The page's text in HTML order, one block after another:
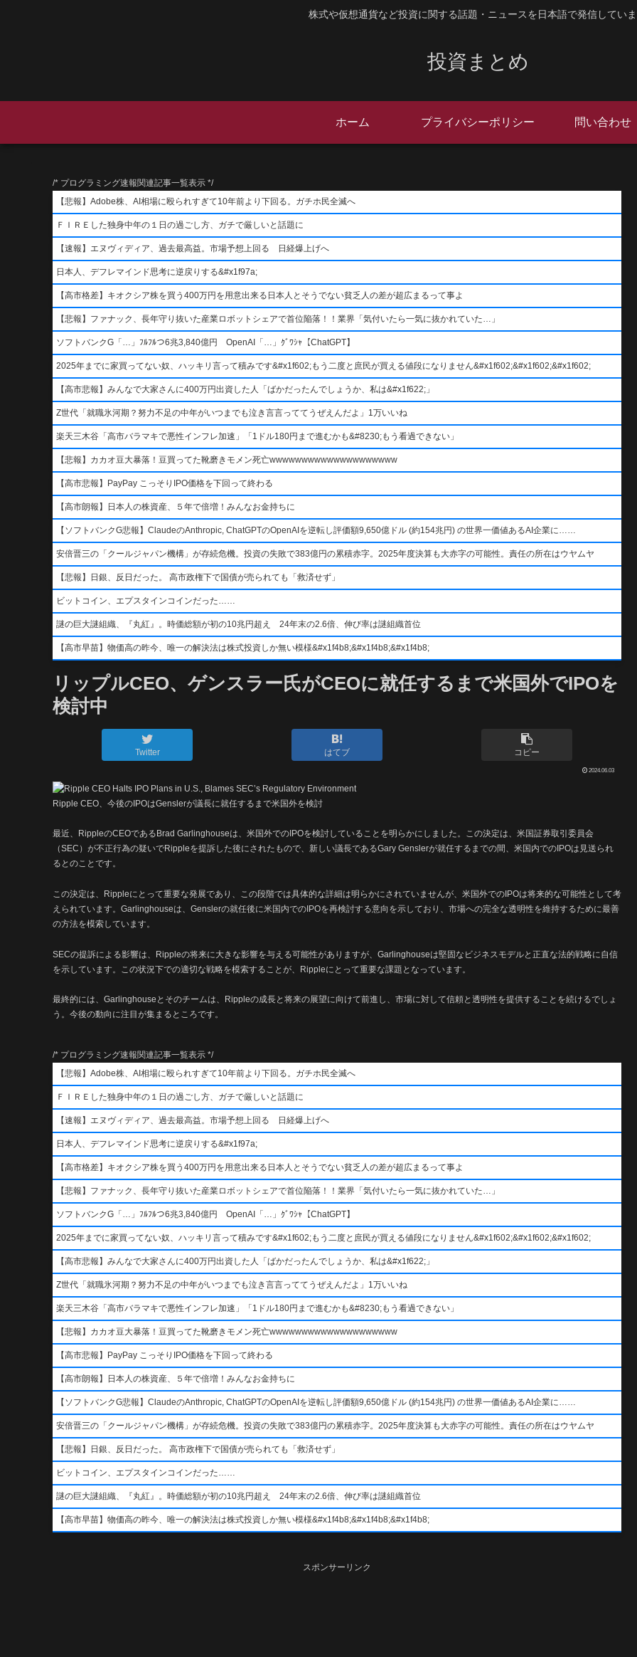
株式や仮想通貨など投資に関する話題・ニュースを日本語で発信してい
投資まとめ
ホーム プライバシーポリシー 問い合わせ
/* プログラミング速報関連記事一覧表示 */
【悲報】Adobe株、AI相場に殴られすぎて10年前より下回る。ガチホ民全滅へ
ＦＩＲＥした独身中年の１日の過ごし方、ガチで厳しいと話題に
【速報】エヌヴィディア、過去最高益。市場予想上回る 日経爆上げへ
日本人、デフレマインド思考に逆戻りする&#x1f97a;
【高市格差】キオクシア株を買う400万円を用意出来る日本人とそうでない貧乏人の差が超広まるって事よ
【悲報】ファナック、長年守り抜いた産業ロボットシェアで首位陥落！！業界「気付いたら一気に抜かれていた…」
ソフトバンクG「…」ﾌﾙﾌﾙつ6兆3,840億円 OpenAI「…」ｸﾞﾜｼｬ【ChatGPT】
2025年までに家買ってない奴、ハッキリ言って積みです&#x1f602;もう二度と庶民が買える値段になりません&#x1f602;&#x1f602;&#x1f602;
【高市悲報】みんなで大家さんに400万円出資した人「ばかだったんでしょうか、私は&#x1f622;」
Z世代「就職氷河期？努力不足の中年がいつまでも泣き言言っててうぜえんだよ」1万いいね
楽天三木谷「高市バラマキで悪性インフレ加速」「1ドル180円まで進むかも&#8230;もう看過できない」
【悲報】カカオ豆大暴落！豆買ってた靴磨きモメン死亡wwwwwwwwwwwwwwwwwwww
【高市悲報】PayPay こっそりIPO価格を下回って終わる
【高市朗報】日本人の株資産、５年で倍増！みんなお金持ちに
【ソフトバンクG悲報】ClaudeのAnthropic, ChatGPTのOpenAIを逆転し評価額9,650億ドル (約154兆円) の世界一価値あるAI企業に……
安倍晋三の「クールジャパン機構」が存続危機。投資の失敗で383億円の累積赤字。2025年度決算も大赤字の可能性。責任の所在はウヤムヤ
【悲報】日銀、反日だった。 高市政権下で国債が売られても「救済せず」
ビットコイン、エプスタインコインだった……
謎の巨大謎組織、『丸紅』。時価総額が初の10兆円超え 24年末の2.6倍、伸び率は謎組織首位
【高市早苗】物価高の昨今、唯一の解決法は株式投資しか無い模様&#x1f4b8;&#x1f4b8;&#x1f4b8;
リップルCEO、ゲンスラー氏がCEOに就任するまで米国外でIPOを
検討中
Twitter はてブ コピー
2024.06.03
Ripple CEO、今後のIPOはGenslerが議長に就任するまで米国外を検討
最近、RippleのCEOであるBrad Garlinghouseは、米国外でのIPOを検討していることを明らかにしました。この決定は、米国証券取引委員会
（SEC）が不正行為の疑いでRippleを提訴した後にされたもので、新しい議長であるGary Genslerが就任するまでの間、米国内でのIPOは見送られ
るとのことです。
この決定は、Rippleにとって重要な発展であり、この段階では具体的な詳細は明らかにされていませんが、米国外でのIPOは将来的な可能性として考
えられています。Garlinghouseは、Genslerの就任後に米国内でのIPOを再検討する意向を示しており、市場への完全な透明性を維持するために最善
の方法を模索しています。
SECの提訴による影響は、Rippleの将来に大きな影響を与える可能性がありますが、Garlinghouseは堅固なビジネスモデルと正直な法的戦略に自信
を示しています。この状況下での適切な戦略を模索することが、Rippleにとって重要な課題となっています。
最終的には、Garlinghouseとそのチームは、Rippleの成長と将来の展望に向けて前進し、市場に対して信頼と透明性を提供することを続けるでしょ
う。今後の動向に注目が集まるところです。
/* プログラミング速報関連記事一覧表示 */
【悲報】Adobe株、AI相場に殴られすぎて10年前より下回る。ガチホ民全滅へ
ＦＩＲＥした独身中年の１日の過ごし方、ガチで厳しいと話題に
【速報】エヌヴィディア、過去最高益。市場予想上回る 日経爆上げへ
日本人、デフレマインド思考に逆戻りする&#x1f97a;
【高市格差】キオクシア株を買う400万円を用意出来る日本人とそうでない貧乏人の差が超広まるって事よ
【悲報】ファナック、長年守り抜いた産業ロボットシェアで首位陥落！！業界「気付いたら一気に抜かれていた…」
ソフトバンクG「…」ﾌﾙﾌﾙつ6兆3,840億円 OpenAI「…」ｸﾞﾜｼｬ【ChatGPT】
2025年までに家買ってない奴、ハッキリ言って積みです&#x1f602;もう二度と庶民が買える値段になりません&#x1f602;&#x1f602;&#x1f602;
【高市悲報】みんなで大家さんに400万円出資した人「ばかだったんでしょうか、私は&#x1f622;」
Z世代「就職氷河期？努力不足の中年がいつまでも泣き言言っててうぜえんだよ」1万いいね
楽天三木谷「高市バラマキで悪性インフレ加速」「1ドル180円まで進むかも&#8230;もう看過できない」
【悲報】カカオ豆大暴落！豆買ってた靴磨きモメン死亡wwwwwwwwwwwwwwwwwwww
【高市悲報】PayPay こっそりIPO価格を下回って終わる
【高市朗報】日本人の株資産、５年で倍増！みんなお金持ちに
【ソフトバンクG悲報】ClaudeのAnthropic, ChatGPTのOpenAIを逆転し評価額9,650億ドル (約154兆円) の世界一価値あるAI企業に……
安倍晋三の「クールジャパン機構」が存続危機。投資の失敗で383億円の累積赤字。2025年度決算も大赤字の可能性。責任の所在はウヤムヤ
【悲報】日銀、反日だった。 高市政権下で国債が売られても「救済せず」
ビットコイン、エプスタインコインだった……
謎の巨大謎組織、『丸紅』。時価総額が初の10兆円超え 24年末の2.6倍、伸び率は謎組織首位
【高市早苗】物価高の昨今、唯一の解決法は株式投資しか無い模様&#x1f4b8;&#x1f4b8;&#x1f4b8;
スポンサーリンク